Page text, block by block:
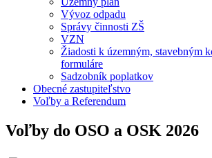
Vývoz odpadu
Správy činnosti ZŠ
VZN
Žiadosti k územným, stavebným
formuláre
Sadzobník poplatkov
Obecné zastupiteľstvo
Voľby a Referendum
Voľby do OSO a OSK 2026